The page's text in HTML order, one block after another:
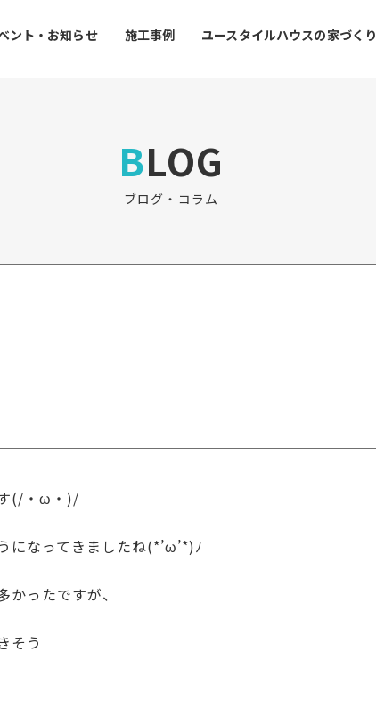
ント・お知らせ 施工事例 ユースタイルハウスの家づくり
BLOG
ブログ・コラム
(/・ω・)/
になってきましたね(*’ω’*)ﾉ
ったですが、
そう